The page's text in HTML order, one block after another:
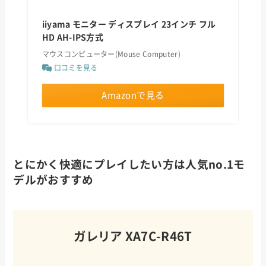
iiyama モニター ディスプレイ 23インチ フル
HD AH-IPS方式
マウスコンピューター(Mouse Computer)
口コミを見る
Amazonで見る
とにかく快適にプレイしたい方は人気no.1モ
デルがおすすめ
ガレリア XA7C-R46T